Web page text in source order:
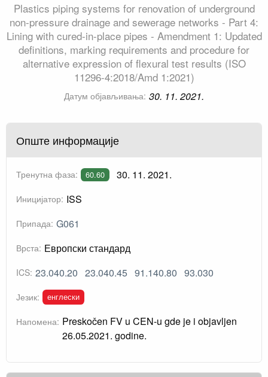
Plastics piping systems for renovation of underground
non-pressure drainage and sewerage networks - Part 4:
Lining with cured-in-place pipes - Amendment 1: Updated
definitions, marking requirements and procedure for
alternative expression of flexural test results (ISO
11296-4:2018/Amd 1:2021)
Датум објављивања: 30. 11. 2021.
Опште информације
Тренутна фаза: 60.60 30. 11. 2021.
Иницијатор: ISS
Припада: G061
Врста: Европски стандард
ICS: 23.040.20 23.040.45 91.140.80 93.030
Језик: енглески
Напомена: Preskočen FV u CEN-u gde je i objavljen
26.05.2021. godine.